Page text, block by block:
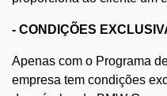
- CONDIÇÕES
Apenas com o Programa
empresa tem condições